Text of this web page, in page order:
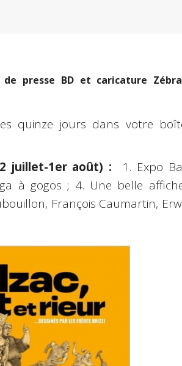
presse BD et caricature
quinze jours dans votre
juillet-1er août) : 1. Expo
à gogos ; 4. Une belle
François Caumartin,